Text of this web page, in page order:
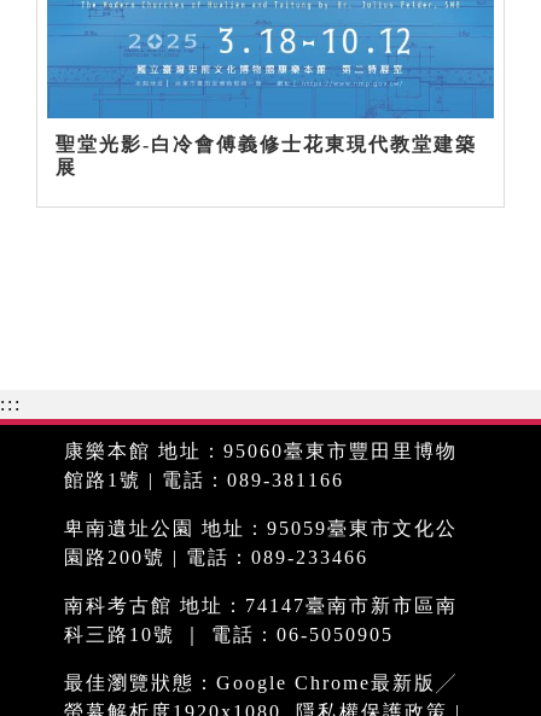
聖堂光影-白冷會傅義修士花東現代教堂建築
展
:::
康樂本館 地址：95060臺東市豐田里博物
館路1號 | 電話：089-381166
卑南遺址公園 地址：95059臺東市文化公
園路200號 | 電話：089-233466
南科考古館 地址：74147臺南市新市區南
科三路10號 ｜ 電話：06-5050905
最佳瀏覽狀態：Google Chrome最新版╱